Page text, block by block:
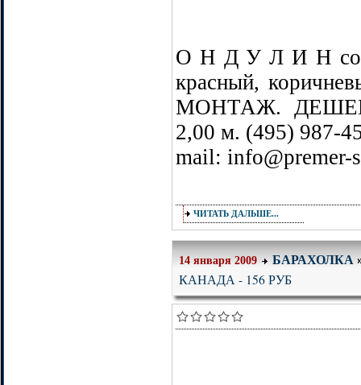
О Н Д У Л И Н со
красный,
МОНТАЖ.
2,00 м. (495) 987-
mail: info@premer-
ЧИТАТЬ ДАЛЬШЕ...
14 января 2009 БАРАХОЛКА
КАНАДА - 156 РУБ